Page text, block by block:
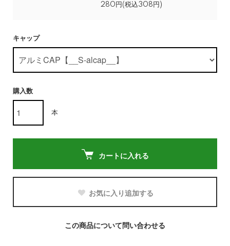
280円(税込308円)
キャップ
購入数
本
カートに入れる
お気に入り追加する
この商品について問い合わせる